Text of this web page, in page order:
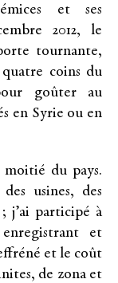
et ses
2012, le
tournante,
quatre coins du
goûter au
en Syrie ou en
moitié du pays.
usines, des
j’ai participé à
et
et le coût
de zona et